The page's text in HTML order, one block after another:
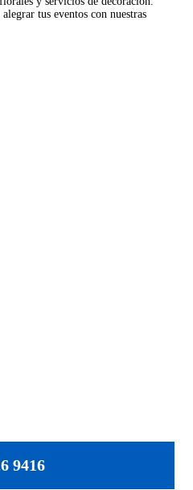
tus eventos con nuestras
9416